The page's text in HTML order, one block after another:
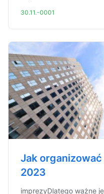
30.11.-0001
Jak
2023
imprezyDlatego ważne